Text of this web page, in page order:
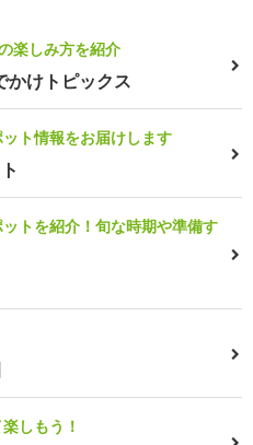
楽しみ方を紹介
かけトピックス
ト情報をお届けします
トを紹介！旬な時期や準備す
しもう！